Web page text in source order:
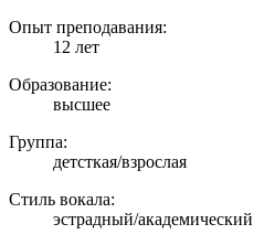
Опыт преподавания:
12 лет
Образование:
высшее
Группа:
детсткая/взрослая
Стиль вокала:
эстрадный/академический